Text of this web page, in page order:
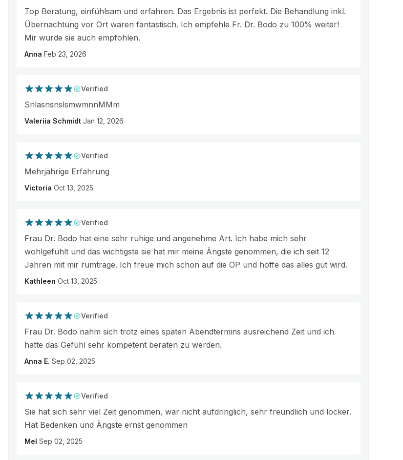
Top Beratung, einfühlsam und erfahren. Das Ergebnis ist perfekt. Die Behandlung inkl.
Übernachtung vor Ort waren fantastisch. Ich empfehle Fr. Dr. Bodo zu 100% weiter!
Mir wurde sie auch empfohlen.
Anna Feb 23, 2026
Verified
SnlasnsnslsmwmnnMMm
Valeriia Schmidt Jan 12, 2026
Verified
Mehrjährige Erfahrung
Victoria Oct 13, 2025
Verified
Frau Dr. Bodo hat eine sehr ruhige und angenehme Art. Ich habe mich sehr
wohlgefühlt und das wichtigste sie hat mir meine Ängste genommen, die ich seit 12
Jahren mit mir rumtrage. Ich freue mich schon auf die OP und hoffe das alles gut wird.
Kathleen Oct 13, 2025
Verified
Frau Dr. Bodo nahm sich trotz eines späten Abendtermins ausreichend Zeit und ich
hatte das Gefühl sehr kompetent beraten zu werden.
Anna E. Sep 02, 2025
Verified
Sie hat sich sehr viel Zeit genommen, war nicht aufdringlich, sehr freundlich und locker.
Hat Bedenken und Ängste ernst genommen
Mel Sep 02, 2025